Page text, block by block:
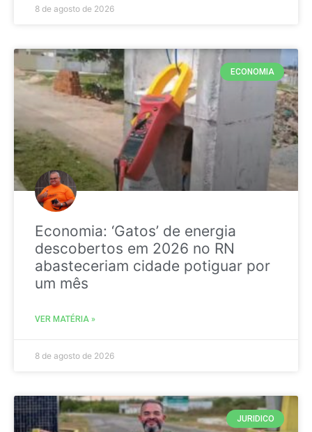
8 de agosto de 2026
ECONOMIA
Economia: ‘Gatos’ de energia
descobertos em 2026 no RN
abasteceriam cidade potiguar por
um mês
VER MATÉRIA »
8 de agosto de 2026
JURIDICO